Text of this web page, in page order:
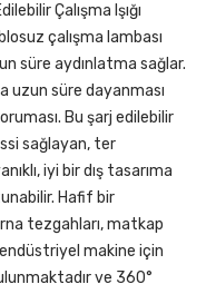
Çalışma Işığı
çalışma lambası
süre aydınlatma sağlar.
uzun süre dayanması
Bu şarj edilebilir
sağlayan, ter
iyi bir dış tasarıma
Hafif bir
tezgahları, matkap
makine için
ve 360°